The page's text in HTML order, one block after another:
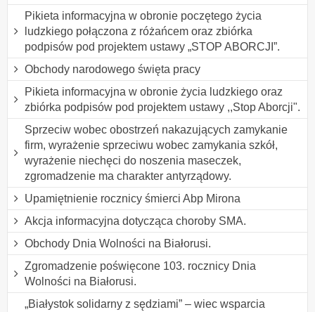
Pikieta informacyjna w obronie poczętego życia
ludzkiego połączona z różańcem oraz zbiórka
podpisów pod projektem ustawy „STOP ABORCJI”.
Obchody narodowego święta pracy
Pikieta informacyjna w obronie życia ludzkiego oraz
zbiórka podpisów pod projektem ustawy ,,Stop Aborcji".
Sprzeciw wobec obostrzeń nakazujących zamykanie
firm, wyrażenie sprzeciwu wobec zamykania szkół,
wyrażenie niechęci do noszenia maseczek,
zgromadzenie ma charakter antyrządowy.
Upamiętnienie rocznicy śmierci Abp Mirona
Akcja informacyjna dotycząca choroby SMA.
Obchody Dnia Wolności na Białorusi.
Zgromadzenie poświęcone 103. rocznicy Dnia
Wolności na Białorusi.
„Białystok solidarny z sędziami” – wiec wsparcia